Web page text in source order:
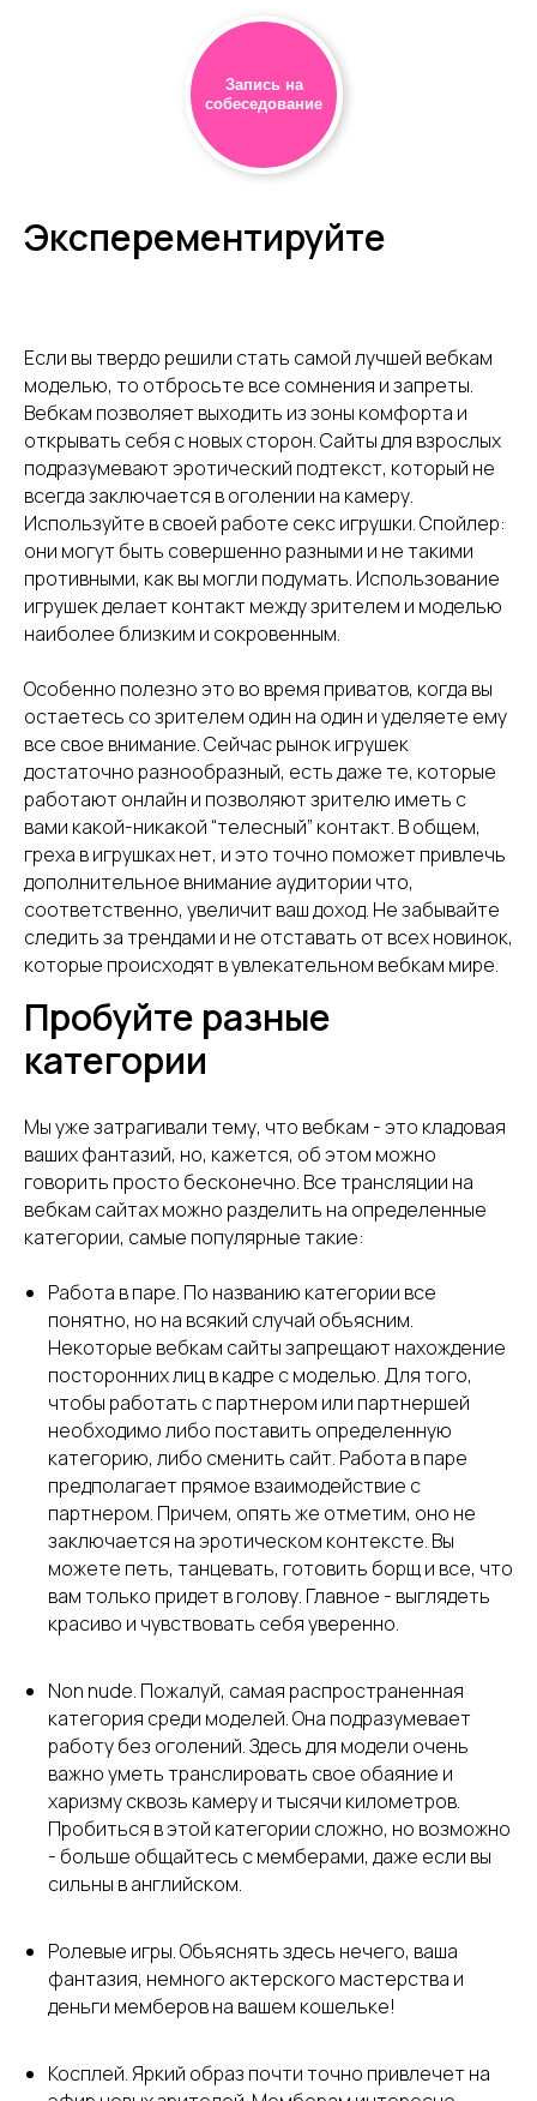
Запись на
собеседование
Эксперементируйте
Если вы твердо решили стать самой лучшей вебкам
моделью, то отбросьте все сомнения и запреты.
Вебкам позволяет выходить из зоны комфорта и
открывать себя с новых сторон. Сайты для взрослых
подразумевают эротический подтекст, который не
всегда заключается в оголении на камеру.
Используйте в своей работе секс игрушки. Спойлер:
они могут быть совершенно разными и не такими
противными, как вы могли подумать. Использование
игрушек делает контакт между зрителем и моделью
наиболее близким и сокровенным.
Особенно полезно это во время приватов, когда вы
остаетесь со зрителем один на один и уделяете ему
все свое внимание. Сейчас рынок игрушек
достаточно разнообразный, есть даже те, которые
работают онлайн и позволяют зрителю иметь с
вами какой-никакой “телесный” контакт. В общем,
греха в игрушках нет, и это точно поможет привлечь
дополнительное внимание аудитории что,
соответственно, увеличит ваш доход. Не забывайте
следить за трендами и не отставать от всех новинок,
которые происходят в увлекательном вебкам мире.
Пробуйте разные
категории
Мы уже затрагивали тему, что вебкам - это кладовая
ваших фантазий, но, кажется, об этом можно
говорить просто бесконечно. Все трансляции на
вебкам сайтах можно разделить на определенные
категории, самые популярные такие:
Работа в паре. По названию категории все
понятно, но на всякий случай объясним.
Некоторые вебкам сайты запрещают нахождение
посторонних лиц в кадре с моделью. Для того,
чтобы работать с партнером или партнершей
необходимо либо поставить определенную
категорию, либо сменить сайт. Работа в паре
предполагает прямое взаимодействие с
партнером. Причем, опять же отметим, оно не
заключается на эротическом контексте. Вы
можете петь, танцевать, готовить борщ и все, что
вам только придет в голову. Главное - выглядеть
красиво и чувствовать себя уверенно.
Non nude. Пожалуй, самая распространенная
категория среди моделей. Она подразумевает
работу без оголений. Здесь для модели очень
важно уметь транслировать свое обаяние и
харизму сквозь камеру и тысячи километров.
Пробиться в этой категории сложно, но возможно
- больше общайтесь с мемберами, даже если вы
сильны в английском.
Ролевые игры. Объяснять здесь нечего, ваша
фантазия, немного актерского мастерства и
деньги мемберов на вашем кошельке!
Косплей. Яркий образ почти точно привлечет на